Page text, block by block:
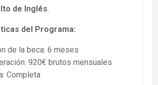
de Inglés.
del Programa:
de la beca: 6 meses
920€ brutos mensuales
Completa